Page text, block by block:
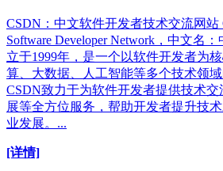
CSDN：中文软件开发者技术交流网站
Software Developer Network，中文名
立于1999年，是一个以软件开发者为
算、大数据、人工智能等多个技术领域
CSDN致力于为软件开发者提供技术
展等全方位服务，帮助开发者提升技
业发展。...
[详情]